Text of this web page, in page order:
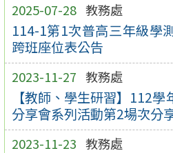
2025-07-28 教務處
114-1第1次普高三年級學
跨班座位表公告
2023-11-27 教務處
【教師、學生研習】112
分享會系列活動第2場次分
2023-11-23 教務處